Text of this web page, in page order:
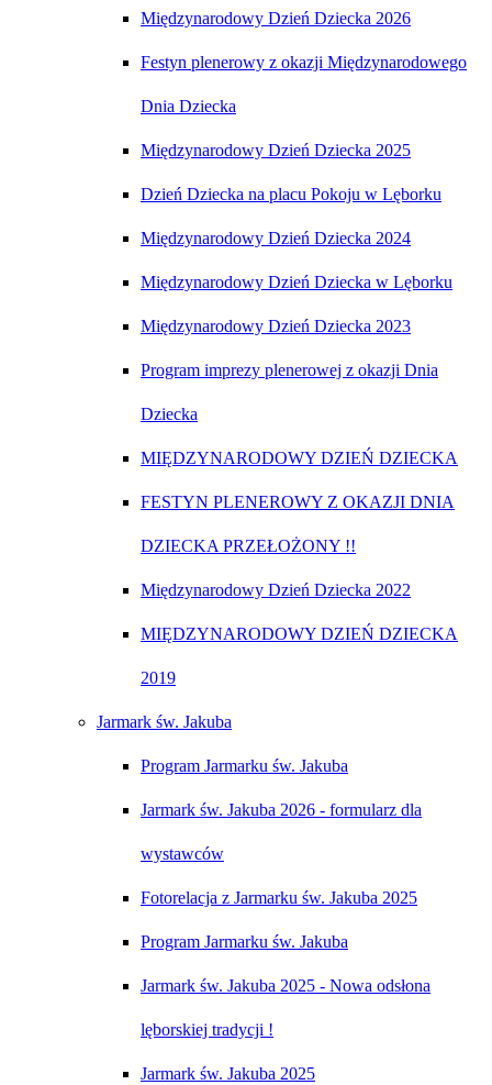
Międzynarodowy Dzień Dziecka 2026
Festyn plenerowy z okazji Międzynarodowego
Dnia Dziecka
Międzynarodowy Dzień Dziecka 2025
Dzień Dziecka na placu Pokoju w Lęborku
Międzynarodowy Dzień Dziecka 2024
Międzynarodowy Dzień Dziecka w Lęborku
Międzynarodowy Dzień Dziecka 2023
Program imprezy plenerowej z okazji Dnia
Dziecka
MIĘDZYNARODOWY DZIEŃ DZIECKA
FESTYN PLENEROWY Z OKAZJI DNIA
DZIECKA PRZEŁOŻONY !!
Międzynarodowy Dzień Dziecka 2022
MIĘDZYNARODOWY DZIEŃ DZIECKA
2019
Jarmark św. Jakuba
Program Jarmarku św. Jakuba
Jarmark św. Jakuba 2026 - formularz dla
wystawców
Fotorelacja z Jarmarku św. Jakuba 2025
Program Jarmarku św. Jakuba
Jarmark św. Jakuba 2025 - Nowa odsłona
lęborskiej tradycji !
Jarmark św. Jakuba 2025